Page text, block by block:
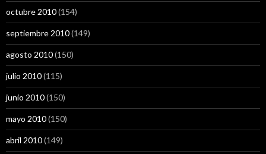
octubre 2010(154)
septiembre 2010(149)
agosto 2010(150)
julio 2010(115)
junio 2010(150)
mayo 2010(150)
abril 2010(149)